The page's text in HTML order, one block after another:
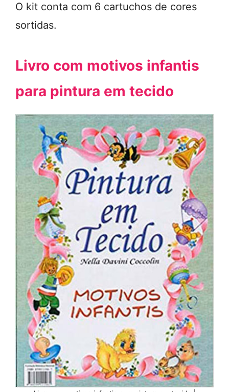
O kit conta com 6 cartuchos de cores
sortidas.
Livro com motivos infantis
para pintura em tecido